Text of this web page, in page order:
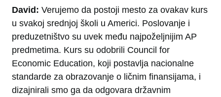
David: Verujemo da postoji mesto za ovakav kurs
u svakoj srednjoj školi u Americi. Poslovanje i
preduzetništvo su uvek među najpoželjnijim AP
predmetima. Kurs su odobrili Council for
Economic Education, koji postavlja nacionalne
standarde za obrazovanje o ličnim finansijama, i
dizajnirali smo ga da odgovara državnim